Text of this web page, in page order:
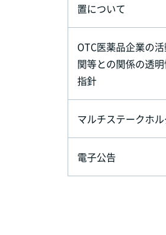
置について
OTC医薬品企業の
関等との関係の透
指針
マルチステークホ
電子公告